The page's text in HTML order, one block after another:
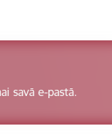
savā e-pastā.